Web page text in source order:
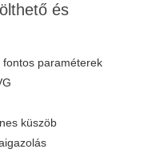
és
paraméterek
küszöb